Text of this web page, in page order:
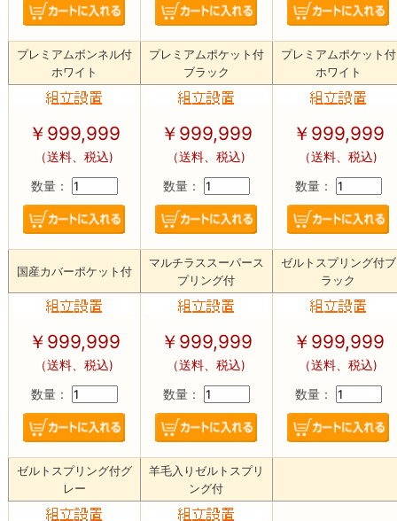
プレミアムボンネル付
ホワイト
プレミアムポケット付
ブラック
プレミアムポケット付
ホワイト
￥ 999,999
（送料、税込)
数量：
￥ 999,999
（送料、税込)
数量：
￥ 999,999
（送料、税込)
数量：
国産カバーポケット付
マルチラススーパース
プリング付
ゼルトスプリング付ブ
ラック
￥ 999,999
（送料、税込)
数量：
￥ 999,999
（送料、税込)
数量：
￥ 999,999
（送料、税込)
数量：
ゼルトスプリング付グ
レー
羊毛入りゼルトスプリ
ング付